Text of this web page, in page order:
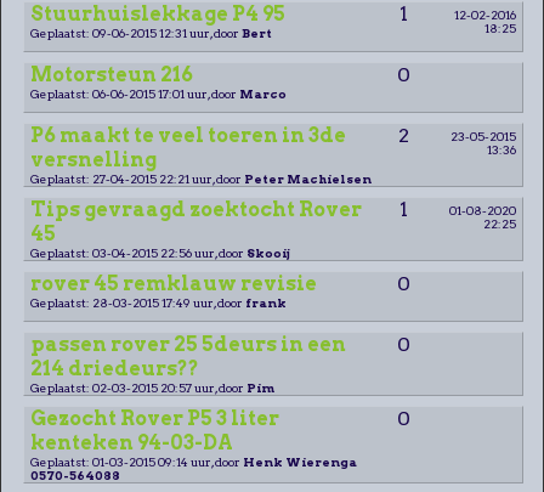
Stuurhuislekkage P4 95 1
12-02-2016
18:25
Geplaatst: 09-06-2015 12:31 uur, door Bert
Motorsteun 216 0
Geplaatst: 06-06-2015 17:01 uur, door Marco
P6 maakt te veel toeren in 3de
versnelling
2
23-05-2015
13:36
Geplaatst: 27-04-2015 22:21 uur, door Peter Machielsen
Tips gevraagd zoektocht Rover
45
1
01-08-2020
22:25
Geplaatst: 03-04-2015 22:56 uur, door Skooij
rover 45 remklauw revisie 0
Geplaatst: 28-03-2015 17:49 uur, door frank
passen rover 25 5deurs in een
214 driedeurs??
0
Geplaatst: 02-03-2015 20:57 uur, door Pim
Gezocht Rover P5 3 liter
kenteken 94-03-DA
0
Geplaatst: 01-03-2015 09:14 uur, door Henk Wierenga
0570-564088